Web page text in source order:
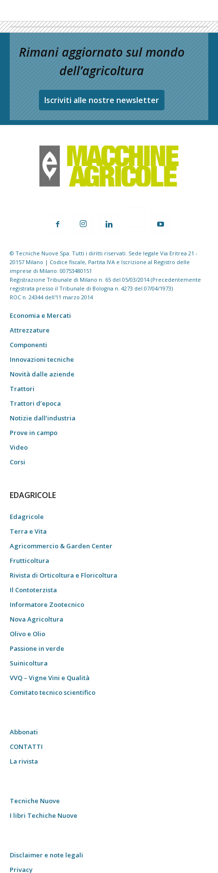
Rimani aggiornato sul mondo
dell’agricoltura
Iscriviti alle nostre newsletter
© Tecniche Nuove Spa. Tutti i diritti riservati. Sede legale Via Eritrea 21 -
20157 Milano | Codice fiscale, Partita IVA e Iscrizione al Registro delle
imprese di Milano: 00753480151
Registrazione Tribunale di Milano n. 65 del 05/03/2014 (Precedentemente
registrata presso il Tribunale di Bologna n. 4273 del 07/04/1973)
ROC n. 24344 dell'11 marzo 2014
Economia e Mercati
Attrezzature
Componenti
Innovazioni tecniche
Novità dalle aziende
Trattori
Trattori d’epoca
Notizie dall’industria
Prove in campo
Video
Corsi
EDAGRICOLE
Edagricole
Terra e Vita
Agricommercio & Garden Center
Frutticoltura
Rivista di Orticoltura e Floricoltura
Il Contoterzista
Informatore Zootecnico
Nova Agricoltura
Olivo e Olio
Passione in verde
Suinicoltura
VVQ – Vigne Vini e Qualità
Comitato tecnico scientifico
Abbonati
CONTATTI
La rivista
Tecniche Nuove
I libri Techiche Nuove
Disclaimer e note legali
Privacy